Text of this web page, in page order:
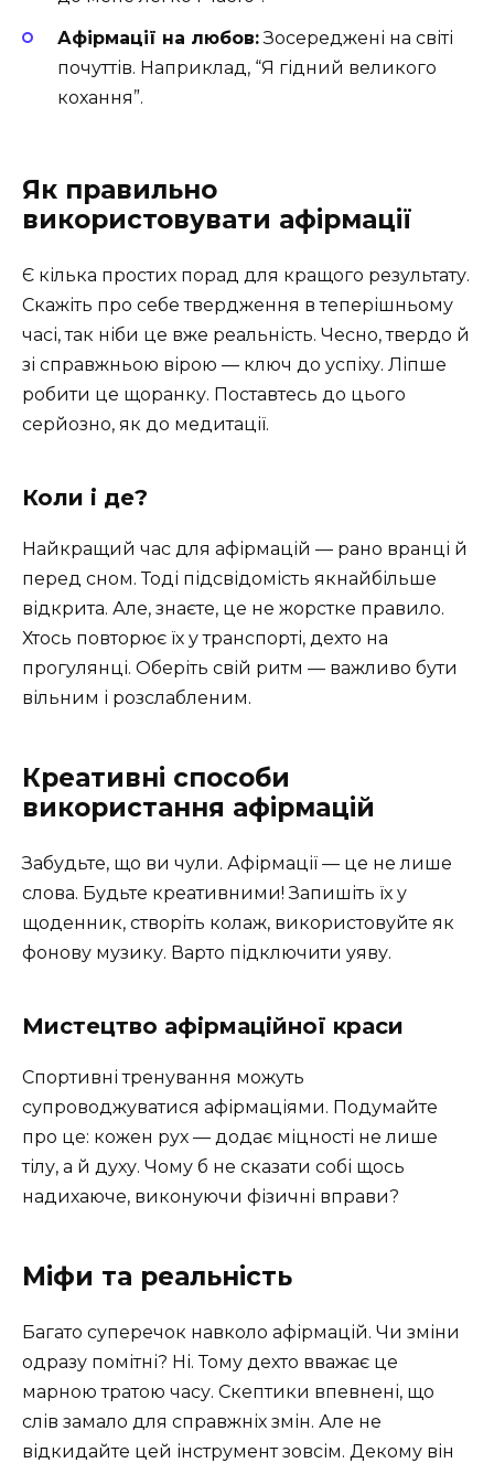
Афірмації на любов:Зосереджені на світі
почуттів. Наприклад, “Я гідний великого
кохання”.
Як правильно
використовувати афірмації
Є кілька простих порад для кращого результату.
Скажіть про себе твердження в теперішньому
часі, так ніби це вже реальність. Чесно, твердо й
зі справжньою вірою — ключ до успіху. Ліпше
робити це щоранку. Поставтесь до цього
серйозно, як до медитації.
Коли і де?
Найкращий час для афірмацій — рано вранці й
перед сном. Тоді підсвідомість якнайбільше
відкрита. Але, знаєте, це не жорстке правило.
Хтось повторює їх у транспорті, дехто на
прогулянці. Оберіть свій ритм — важливо бути
вільним і розслабленим.
Креативні способи
використання афірмацій
Забудьте, що ви чули. Афірмації — це не лише
слова. Будьте креативними! Запишіть їх у
щоденник, створіть колаж, використовуйте як
фонову музику. Варто підключити уяву.
Мистецтво афірмаційної краси
Спортивні тренування можуть
супроводжуватися афірмаціями. Подумайте
про це: кожен рух — додає міцності не лише
тілу, а й духу. Чому б не сказати собі щось
надихаюче, виконуючи фізичні вправи?
Міфи та реальність
Багато суперечок навколо афірмацій. Чи зміни
одразу помітні? Ні. Тому дехто вважає це
марною тратою часу. Скептики впевнені, що
слів замало для справжніх змін. Але не
відкидайте цей інструмент зовсім. Декому він